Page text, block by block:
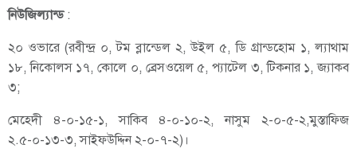
নিউজিল্যান্ড:
২০ ওভারে (রবীন্দ্র ০, টম ব্লান্ডেল ২, উইল ৫, ডি গ্রান্ডহোম ১, ল্যাথাম
১৮, নিকোলস ১৭, কোলে ০, ব্রেসওয়েল ৫, প্যাটেল ৩, টিকনার ১, জ্যাকব
৩;
মেহেদী ৪-০-১৫-১, সাকিব ৪-০-১০-২, নাসুম ২-০-৫-২,মুস্তাফিজ
২.৫-০-১৩-৩, সাইফউদ্দিন ২-০-৭-২)।